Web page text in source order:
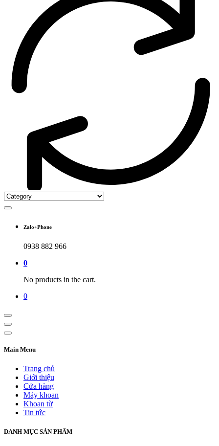
Zalo+Phone
0938 882 966
0
No products in the cart.
0
Main Menu
Trang chủ
Giới thiệu
Cửa hàng
Máy khoan
Khoan từ
Tin tức
DANH MỤC SẢN PHẨM